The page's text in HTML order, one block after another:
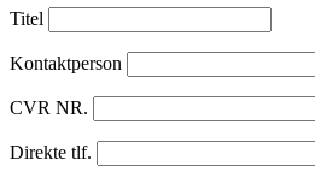
Titel
Kontaktperson
CVR NR.
Direkte tlf.